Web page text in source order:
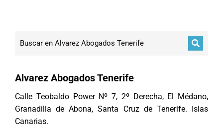
Alvarez Abogados Tenerife
Calle Teobaldo Power Nº 7, 2º Derecha, El Médano,
Granadilla de Abona, Santa Cruz de Tenerife. Islas
Canarias.